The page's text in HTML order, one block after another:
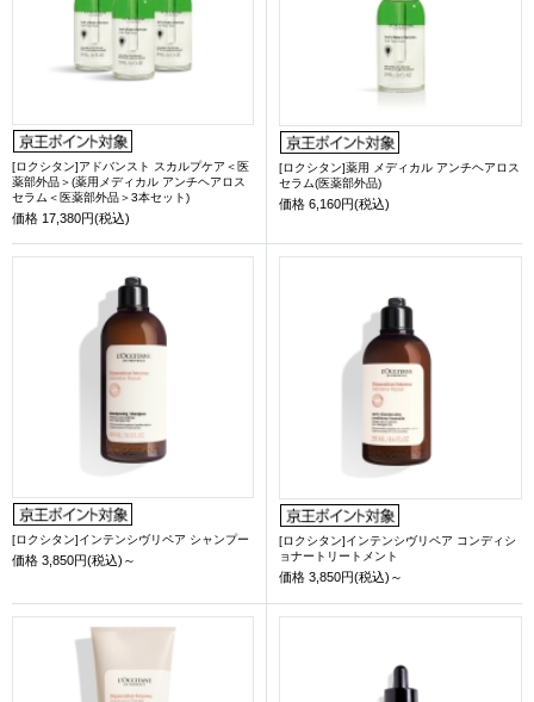
[ロクシタン]アドバンスト スカルプケア＜医
薬部外品＞(薬用メディカル アンチヘアロス
セラム＜医薬部外品＞3本セット)
価格 17,380円(税込)
[ロクシタン]薬用 メディカル アンチヘアロス
セラム(医薬部外品)
価格 6,160円(税込)
[ロクシタン]インテンシヴリペア シャンプー
価格 3,850円(税込)～
[ロクシタン]インテンシヴリペア コンディシ
ョナートリートメント
価格 3,850円(税込)～